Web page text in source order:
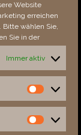
Website
erreichen
wählen Sie,
Sie in der
Immer aktiv
Statistiken
Marketing
35806